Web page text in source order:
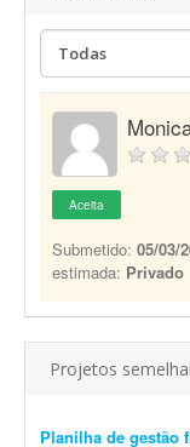
Aceita
Submetido: 05/03/
estimada: Privado
Projetos